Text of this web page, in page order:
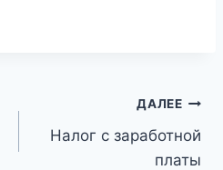
ДАЛЕЕ
Налог с заработной
платы